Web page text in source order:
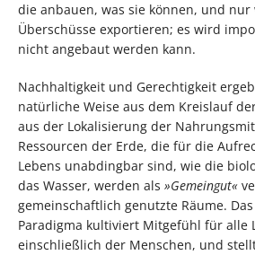
die anbauen, was sie können, und
Überschüsse exportieren; es wird
nicht angebaut werden kann.
Nachhaltigkeit und Gerechtigkeit
natürliche Weise aus dem Kreislauf
aus der Lokalisierung der
Ressourcen der Erde, die für die
Lebens unabdingbar sind, wie die
das Wasser, werden als »Gemeingut«
gemeinschaftlich genutzte Räume.
Paradigma kultiviert Mitgefühl für alle
einschließlich der Menschen, und